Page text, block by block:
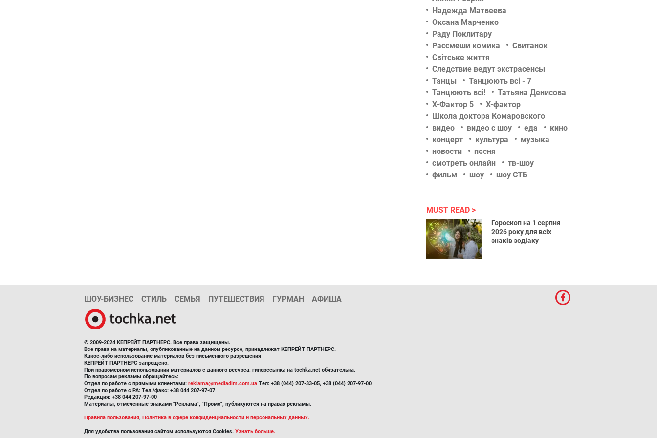
Надежда Матвеева
Оксана Марченко
Раду Поклитару
Рассмеши комика
Свитанок
Світське життя
Следствие ведут экстрасенсы
Танцы
Танцюють всі - 7
Танцюють всі!
Татьяна Денисова
Х-Фактор 5
Х-фактор
Школа доктора Комаровского
видео
видео с шоу еда
кино
концерт
культура
музыка
новости
песня
смотреть онлайн
тв-шоу
фильм
шоу шоу СТБ
MUST READ
Гороскоп на 1 серпня
2026 року для всіх
знаків зодіаку
ШОУ-БИЗНЕС СТИЛЬ СЕМЬЯ ПУТЕШЕСТВИЯ ГУРМАН АФИША
© 2009-2024 КЕПРЕЙТ ПАРТНЕРС. Все права защищены.
Все права на материалы, опубликованные на данном ресурсе, принадлежат КЕПРЕЙТ ПАРТНЕРС.
Какое-либо использование материалов без письменного разрешения
КЕПРЕЙТ ПАРТНЕРС запрещено.
При правомерном использовании материалов с данного ресурса, гиперссылка на tochka.net обязательна.
По вопросам рекламы обращайтесь:
Отдел по работе с прямыми клиентами: reklama@mediadim.com.ua Тел: +38 (044) 207-33-05, +38 (044) 207-97-00
Отдел по работе с РА: Тел./факс: +38 044 207-97-07
Редакция: +38 044 207-97-00
Материалы, отмеченные знаками "Реклама", "Промо", публикуются на правах рекламы.
Правила пользования, Политика в сфере конфиденциальности и персональных данных.
Для удобства пользования сайтом используются Cookies. Узнать больше.